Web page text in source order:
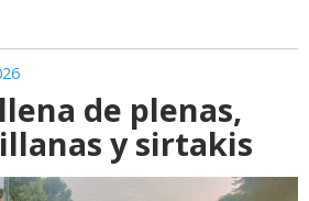
de plenas,
y sirtakis